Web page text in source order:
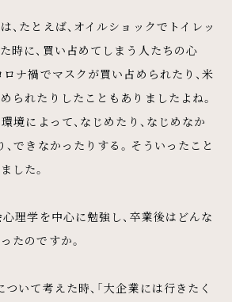
、たとえば、オイルショックでトイレッ
時に、買い占めてしまう人たちの心
ロナ禍でマスクが買い占められたり、米
られたりしたこともありましたよね。
環境によって、なじめたり、なじめなか
、できなかったりする。そういったこと
した。
心理学を中心に勉強し、卒業後はどんな
たのですか。
ついて考えた時、「大企業には行きたく